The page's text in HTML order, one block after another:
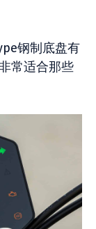
钢制底盘有
常适合那些